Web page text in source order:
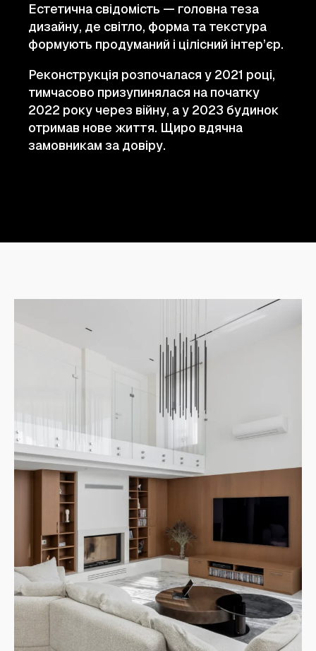
Естетична свідомість — головна теза
дизайну, де світло, форма та текстура
формують продуманий і цілісний інтер’єр.
Реконструкція розпочалася у 2021 році,
тимчасово призупинялася на початку
2022 року через війну, а у 2023 будинок
отримав нове життя. Щиро вдячна
замовникам за довіру.